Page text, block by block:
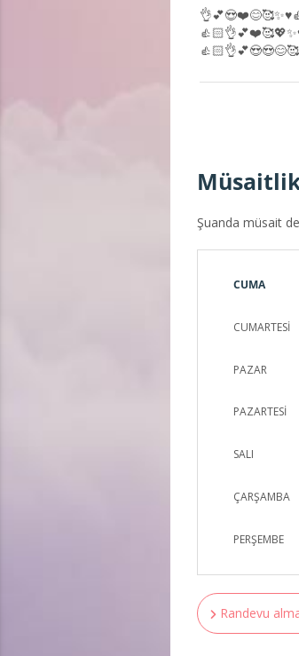
Şuanda müsait
CUMA
CUMARTESI
PAZAR
PAZARTESI
SALI
ÇARŞAMBA
PERŞEMBE
Randevu